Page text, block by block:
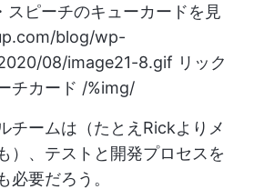
スピーチのキューカードを見
blog/wp-
08/image21-8.gif リック
チカード /%img/
チームは（たとえRickよりメ
）、テストと開発プロセスを
必要だろう。